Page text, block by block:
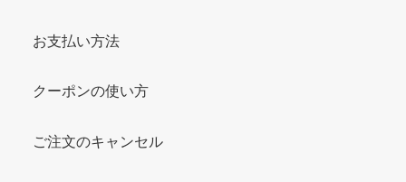
お支払い方法
クーポンの使い方
ご注文のキャンセル